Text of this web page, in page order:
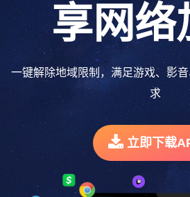
享网络
一键解除地域限制，满足游戏、影
求
立即下载